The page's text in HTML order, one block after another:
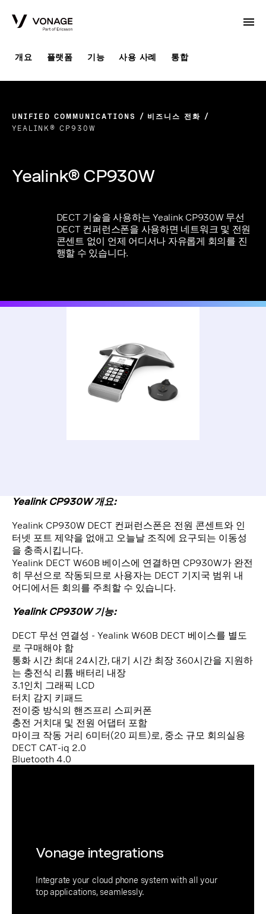
개요 플랫폼 기능 사용 사례 통합
UNIFIED COMMUNICATIONS
비즈니스 전화
YEALINK® CP930W
Yealink® CP930W
DECT 기술을 사용하는 Yealink CP930W 무선
DECT 컨퍼런스폰을 사용하면 네트워크 및 전원
콘센트 없이 언제 어디서나 자유롭게 회의를 진
행할 수 있습니다.
Yealink CP930W 개요:
Yealink CP930W DECT 컨퍼런스폰은 전원 콘센트와 인
터넷 포트 제약을 없애고 오늘날 조직에 요구되는 이동성
을 충족시킵니다.
Yealink DECT W60B 베이스에 연결하면 CP930W가 완전
히 무선으로 작동되므로 사용자는 DECT 기지국 범위 내
어디에서든 회의를 주최할 수 있습니다.
Yealink CP930W 기능:
DECT 무선 연결성 - Yealink W60B DECT 베이스를 별도
로 구매해야 함
통화 시간 최대 24시간, 대기 시간 최장 360시간을 지원하
는 충전식 리튬 배터리 내장
3.1인치 그래픽 LCD
터치 감지 키패드
전이중 방식의 핸즈프리 스피커폰
충전 거치대 및 전원 어댑터 포함
마이크 작동 거리 6미터(20 피트)로, 중소 규모 회의실용
DECT CAT-iq 2.0
Bluetooth 4.0
Vonage integrations
Integrate your cloud phone system with all your
top applications, seamlessly.